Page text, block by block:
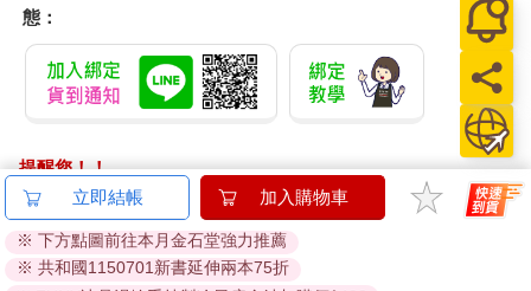
態：
提醒您！！
金石堂及銀行均不會請您操作ATM! 如接獲電話要求您前往
ATM提款機，請不要聽從指示，以免受騙上當！
退換貨須知：
立即結帳 加入購物車
※ 下方點圖前往本月金石堂強力推薦
※ 共和國1150701新書延伸兩本75折